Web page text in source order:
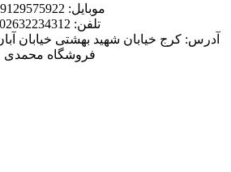
موبایل: 09129575922
تلفن: 02632234312
فروشگاه محمدی